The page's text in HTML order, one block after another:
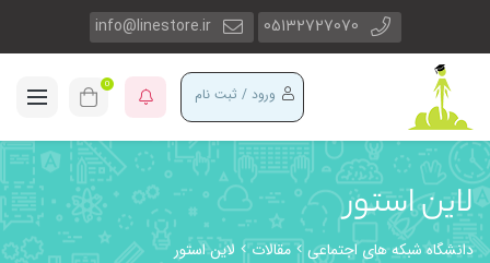
05132727070
info@linestore.ir
ورود / ثبت نام 0
لاین استور
دانشگاه شبکه های اجتماعی مقالات لاین استور